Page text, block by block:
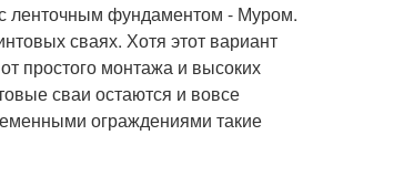
ленточным фундаментом - Муром.
сваях. Хотя этот вариант
простого монтажа и высоких
сваи остаются и вовсе
ограждениями такие